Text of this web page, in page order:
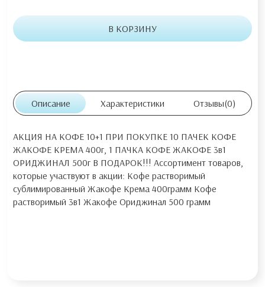
В КОРЗИНУ
Описание Характеристики Отзывы(0)
АКЦИЯ НА КОФЕ 10+1 ПРИ ПОКУПКЕ 10 ПАЧЕК КОФЕ
ЖАКОФЕ КРЕМА 400г, 1 ПАЧКА КОФЕ ЖАКОФЕ 3в1
ОРИДЖИНАЛ 500г В ПОДАРОК!!! Ассортимент товаров,
которые участвуют в акции: Кофе растворимый
сублимированный Жакофе Крема 400грамм Кофе
растворимый 3в1 Жакофе Ориджинал 500 грамм